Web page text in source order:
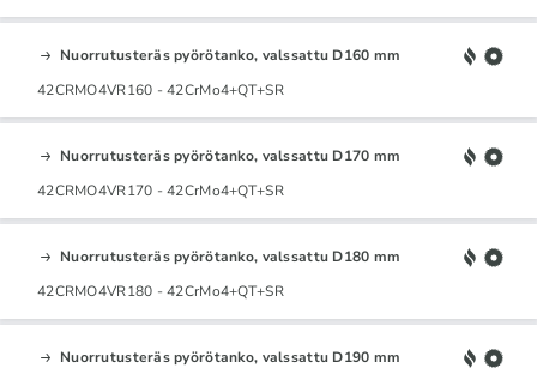
Nuorrutusteräs pyörötanko, valssattu D160 mm
42CRMO4VR160 - 42CrMo4+QT+SR
Nuorrutusteräs pyörötanko, valssattu D170 mm
42CRMO4VR170 - 42CrMo4+QT+SR
Nuorrutusteräs pyörötanko, valssattu D180 mm
42CRMO4VR180 - 42CrMo4+QT+SR
Nuorrutusteräs pyörötanko, valssattu D190 mm